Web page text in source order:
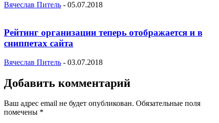
Вячеслав Питель - 05.07.2018
Рейтинг организации теперь отображается и в
сниппетах сайта
Вячеслав Питель - 03.07.2018
Добавить комментарий
Ваш адрес email не будет опубликован. Обязательные поля
помечены *